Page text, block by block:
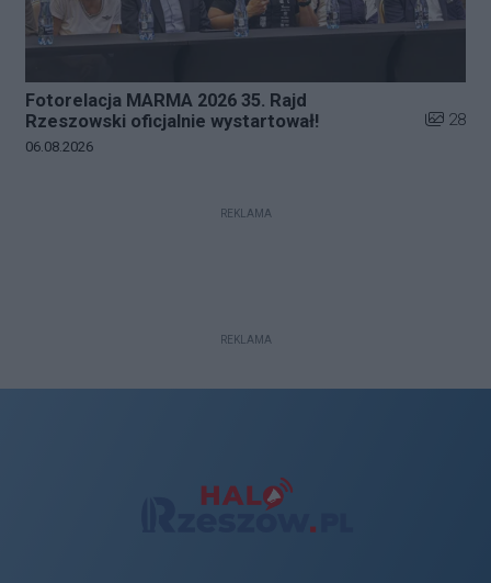
Fotorelacja MARMA 2026 35. Rajd
Rzeszowski oficjalnie wystartował!
Liczba
28
Data dodania galerii:
06.08.2026
REKLAMA
REKLAMA